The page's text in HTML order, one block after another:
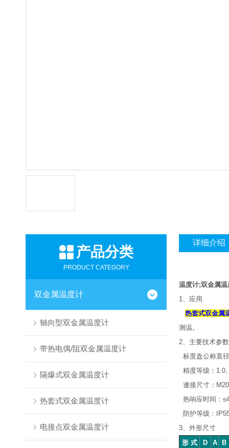
产品分类
PRODUCT CATEGORY
双金属温度计
轴向型双金属温度计
带热电偶/阻双金属温度计
隔爆式双金属温度计
热套式双金属温度计
电接点双金属温度计
详细介绍
温度计;双金属
1、应用
热套式双金属
测温。
2、主要技术参数
标度盘公称直
精度等级：1.0
連接尺寸：
热响应时间：
防护等级：
3、外形尺寸
形 式
D A B